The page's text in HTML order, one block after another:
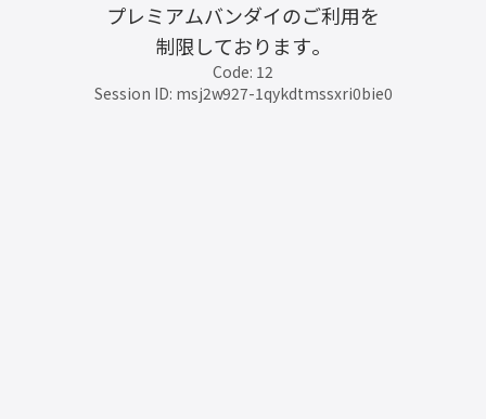
プレミアムバンダイのご利用を
制限しております。
Code: 12
Session ID: msj2w927-1qykdtmssxri0bie0